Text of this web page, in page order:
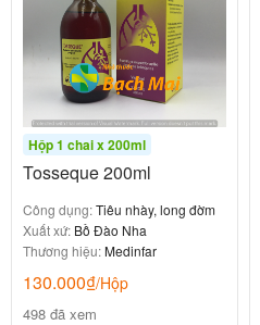
Hộp 1 chai x 200ml
Tosseque 200ml
Công dụng:Tiêu nhày, long đờm
Xuất xứ: Bồ Đào Nha
Thương hiệu:Medinfar
130.000₫/Hộp
498 đã xem